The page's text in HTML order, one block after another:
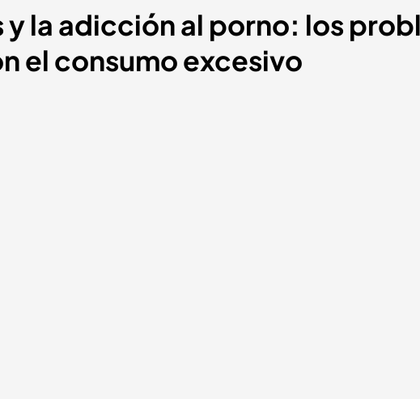
y la adicción al porno: los
el consumo excesivo